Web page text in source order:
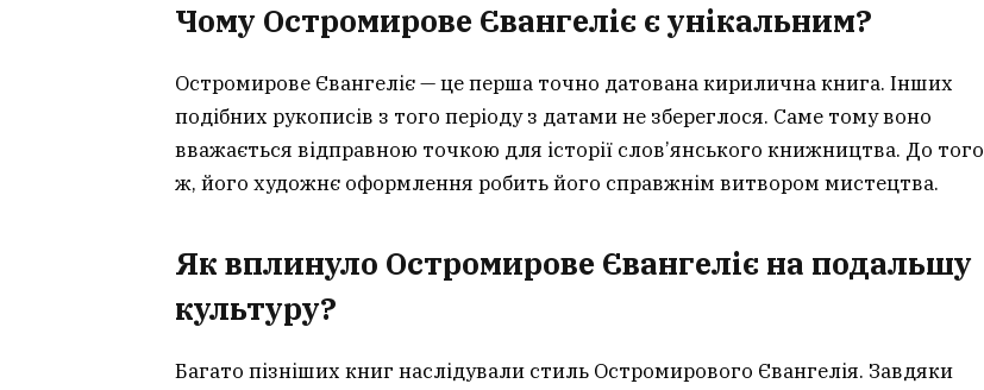
Чому Остромирове Євангеліє є унікальним?
Остромирове Євангеліє — це перша точно датована кирилична книга. Інших
подібних рукописів з того періоду з датами не збереглося. Саме тому воно
вважається відправною точкою для історії слов’янського книжництва. До того
ж, його художнє оформлення робить його справжнім витвором мистецтва.
Як вплинуло Остромирове Євангеліє на подальшу
культуру?
Багато пізніших книг наслідували стиль Остромирового Євангелія. Завдяки